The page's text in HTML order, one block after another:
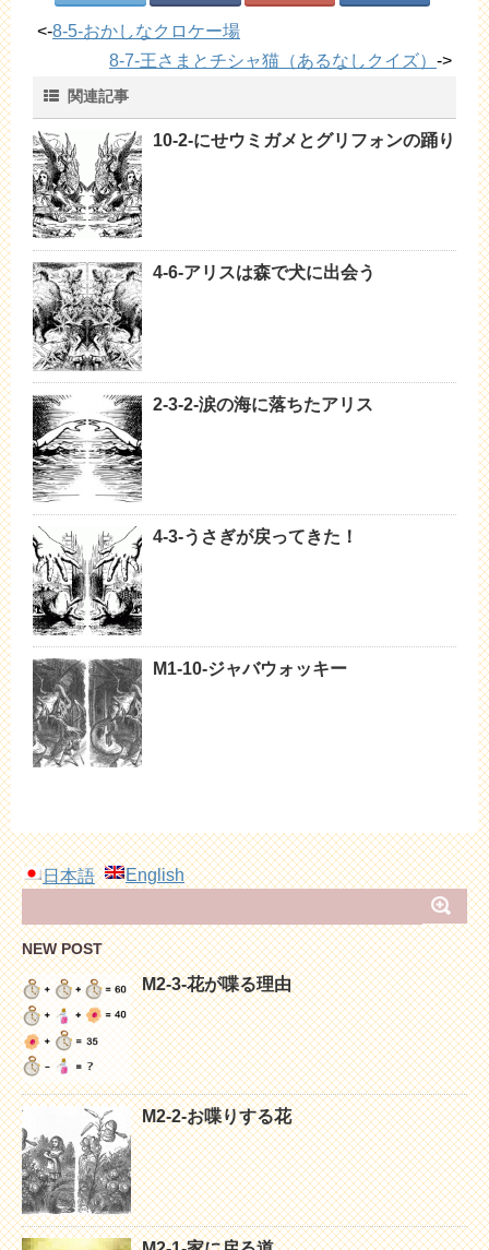
<-8-5-おかしなクロケー場
8-7-王さまとチシャ猫（あるなしクイズ） ->
関連記事
10-2-にせウミガメとグリフォンの踊り
4-6-アリスは森で犬に出会う
2-3-2-涙の海に落ちたアリス
4-3-うさぎが戻ってきた！
M1-10-ジャバウォッキー
日本語 English
NEW POST
M2-3-花が喋る理由
M2-2-お喋りする花